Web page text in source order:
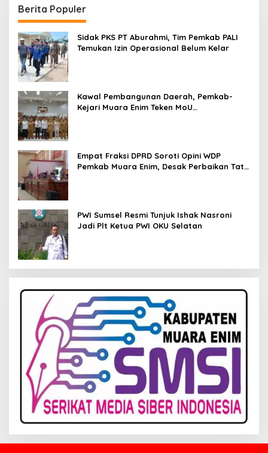
Berita Populer
Sidak PKS PT Aburahmi, Tim Pemkab PALI
Temukan Izin Operasional Belum Kelar
Kawal Pembangunan Daerah, Pemkab-
Kejari Muara Enim Teken MoU
Empat Fraksi DPRD Soroti Opini WDP
Pemkab Muara Enim, Desak Perbaikan Tata
PWI Sumsel Resmi Tunjuk Ishak Nasroni
Jadi Plt Ketua PWI OKU Selatan